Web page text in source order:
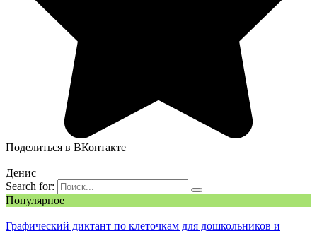
Поделиться в ВКонтакте
Денис
Search for:
Популярное
Графический диктант по клеточкам для дошкольников и